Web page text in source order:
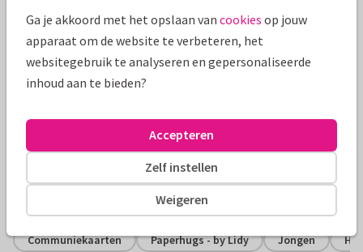
Productinformatie
Een natuurlijke en hippe uitnodigingskaart met foto voor
een communie met eucalyptus takjes op een mint kraftlook
achtergrond.
Alle kaarten zijn helemaal naar wens aan te passen
Communiekaarten Paperhugs - by Lidy Jongen
Ga je akkoord met het opslaan van cookies op jouw
apparaat om de website te verbeteren, het
websitegebruik te analyseren en gepersonaliseerde
inhoud aan te bieden?
Weigeren
Zelf instellen
Accepteren